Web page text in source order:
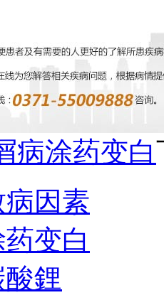
病涂药变白
病因素
变白
酸鋰